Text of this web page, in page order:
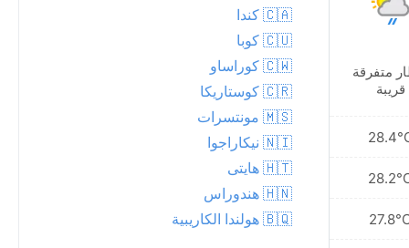
متفرقة
قريبة
أمطار متفرقة قريبة
28.4°C
28.1°C
28.0°C
🇨🇦 كندا
🇨🇺 كوبا
🇨🇼 كوراساو
🇨🇷 كوستاريكا
🇲🇸 مونتسرات
🇳🇮 نيكاراجوا
🇭🇹 هايتى
🇭🇳 هندوراس
🇧🇶 هولندا الكاريبية